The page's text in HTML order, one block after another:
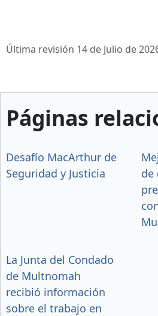
Última revisión 14 de Julio de
Páginas
Desafío MacArthur de
Seguridad y Justicia
de
La Junta del Condado
de Multnomah
recibió información
sobre el trabajo en